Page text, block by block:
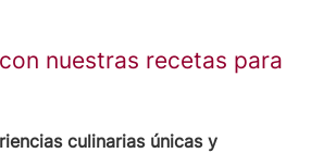
nuestras recetas para
culinarias únicas y